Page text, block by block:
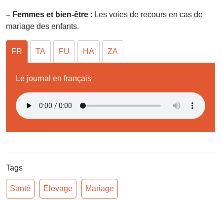
– Femmes et bien-être : Les voies de recours en cas de
mariage des enfants.
FR TA FU HA ZA
Le journal en français
Tags
Santé Élevage Mariage